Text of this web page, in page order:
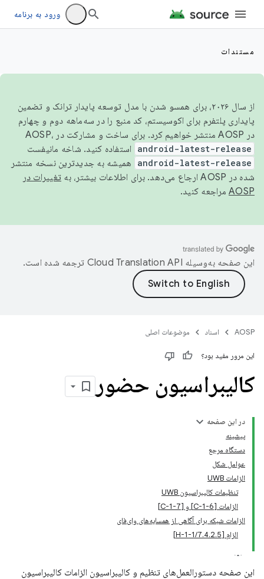
ورود به برنامه
مستندات
از سال ۲۰۲۶، برای همسو شدن با مدل توسعه پایدار ترانک و تضمین
پایداری پلتفرم برای اکوسیستم، کد منبع را در سه‌ماهه دوم و چهارم
در AOSP منتشر خواهیم کرد. برای ساخت و مشارکت در AOSP،
android-latest-release استفاده کنید. شاخه مانیفست
android-latest-release
همیشه به جدیدترین نسخه منتشر
شده در AOSP ارجاع می‌دهد. برای اطلاعات بیشتر، به
تغییرات در
AOSP مراجعه کنید.
این صفحه به‌وسیله ترجمه شده است.
AOSP اسناد موضوعات اصلی
این مرور مفید بود؟
کالیبراسیون حضور
در این صفحه
پیشینه
دستگاه مرجع
عوامل شکل
الزامات UWB
تنظیمات کالیبراسیون UWB
الزامات [C-1-6] و [C-1-7]
الزامات شبکه برای آگاهی از همسایه‌های وای‌فای
الزام [7.4.2.5/H-1-1]
این صفحه دستورالعمل‌های تنظیم و کالیبراسیون الزامات کالیبراسیون